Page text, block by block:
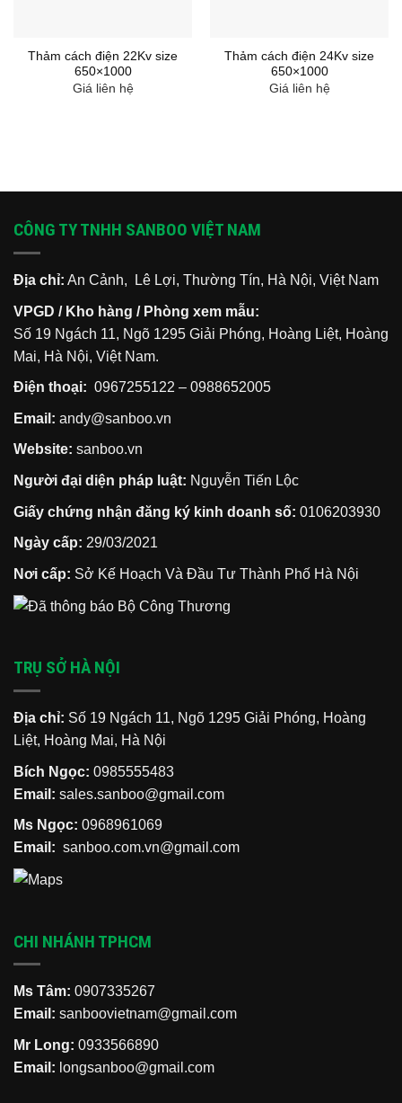
Thảm cách điện 22Kv size
650×1000
Giá liên hệ
Thảm cách điện 24Kv size
650×1000
Giá liên hệ
CÔNG TY TNHH SANBOO VIỆT NAM
Địa chỉ: An Cảnh, Lê Lợi, Thường Tín, Hà Nội, Việt Nam
VPGD / Kho hàng / Phòng xem mẫu:
Số 19 Ngách 11, Ngõ 1295 Giải Phóng, Hoàng Liệt, Hoàng
Mai, Hà Nội, Việt Nam.
Điện thoại: 0967255122 – 0988652005
Email: andy@sanboo.vn
Website: sanboo.vn
Người đại diện pháp luật: Nguyễn Tiến Lộc
Giấy chứng nhận đăng ký kinh doanh số: 0106203930
Ngày cấp: 29/03/2021
Nơi cấp: Sở Kế Hoạch Và Đầu Tư Thành Phố Hà Nội
TRỤ SỞ HÀ NỘI
Địa chỉ: Số 19 Ngách 11, Ngõ 1295 Giải Phóng, Hoàng
Liệt, Hoàng Mai, Hà Nội
Bích Ngọc: 0985555483
Email: sales.sanboo@gmail.com
Ms Ngọc: 0968961069
Email: sanboo.com.vn@gmail.com
CHI NHÁNH TPHCM
Ms Tâm: 0907335267
Email: sanboovietnam@gmail.com
Mr Long: 0933566890
Email: longsanboo@gmail.com